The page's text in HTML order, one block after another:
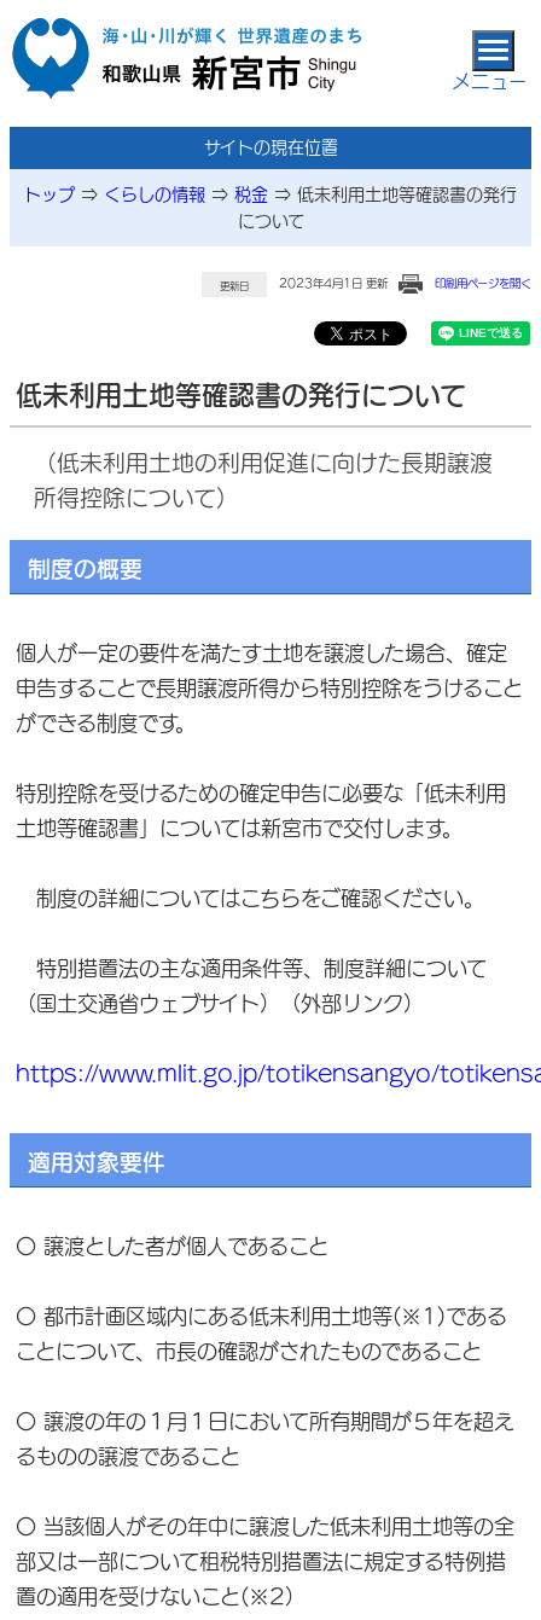
本文へ移動
メニュー
サイトの現在位置
トップ ⇒ くらしの情報 ⇒ 税金 ⇒ 低未利用土地等確認書の発行
について
更新日 2023年4月1日 更新 印刷用ページを開く
低未利用土地等確認書の発行について
（低未利用土地の利用促進に向けた長期譲渡
所得控除について）
制度の概要
個人が一定の要件を満たす土地を譲渡した場合、確定
申告することで長期譲渡所得から特別控除をうけること
ができる制度です。
特別控除を受けるための確定申告に必要な「低未利用
土地等確認書」については新宮市で交付します。
制度の詳細についてはこちらをご確認ください。
特別措置法の主な適用条件等、制度詳細について
（国土交通省ウェブサイト）（外部リンク）
https://www.mlit.go.jp/totikensangyo/
適用対象要件
〇 譲渡とした者が個人であること
〇 都市計画区域内にある低未利用土地等(※1)である
ことについて、市長の確認がされたものであること
〇 譲渡の年の１月１日において所有期間が５年を超え
るものの譲渡であること
〇 当該個人がその年中に譲渡した低未利用土地等の全
部又は一部について租税特別措置法に規定する特例措
置の適用を受けないこと(※2）